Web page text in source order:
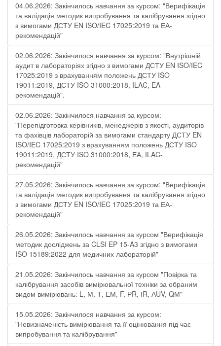
04.06.2026: Закінчилось навчання за курсом: "Верифікація
та валідація методик випробування та калібрування згідно
з вимогами ДСТУ EN ISO/IEC 17025:2019 та ЕА-
рекомендацій"
02.06.2026: Закінчилося навчання за курсом: "Внутрішній
аудит в лабораторіях згідно з вимогами ДСТУ EN ISO/IEC
17025:2019 з врахуванням положень ДСТУ ISO
19011:2019, ДСТУ ISO 31000:2018, ILAC, EA -
рекомендацій".
02.06.2026: Закінчилося навчання за курсом:
"Перепідготовка керівників, менеджерів з якості, аудиторів
та фахівців лабораторій за вимогами стандарту ДСТУ EN
ISO/IEC 17025:2019 з врахуванням положень ДСТУ ISO
19011:2019, ДСТУ ISO 31000:2018, ЕА, ILAC-
рекомендацій"
27.05.2026: Закінчилось навчання за курсом: "Верифікація
та валідація методик випробування та калібрування згідно
з вимогами ДСТУ EN ISO/IEC 17025:2019 та ЕА-
рекомендацій"
26.05.2026: Закінчилось навчання за курсом "Верифікація
методик досліджень за CLSI EP 15-A3 згідно з вимогами
ISO 15189:2022 для медичних лабораторій"
21.05.2026: Закінчилось навчання за курсом "Повірка та
калібрування засобів вимірювальної техніки за обраним
видом вимірювань: L, М, Т, ЕМ, F, РR, ІR, АUV, QМ"
15.05.2026: Закінчилося навчання за курсом:
"Невизначеність вимірювання та її оцінювання під час
випробування та калібрування"